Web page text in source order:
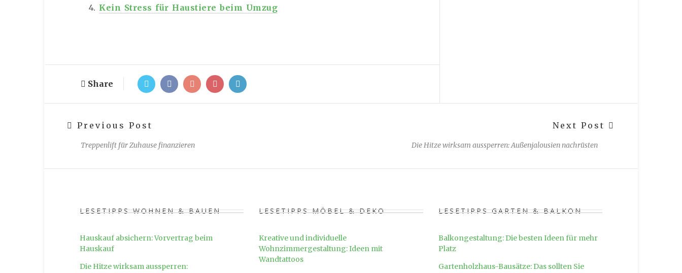
Kein Stress für Haustiere beim Umzug
Share
Previous Post
Treppenlift für Zuhause finanzieren
Next Post
Die Hitze wirksam aussperren: Außenjalousien nachrüsten
LESETIPPS WOHNEN & BAUEN
Hauskauf absichern: Vorvertrag beim
Hauskauf
Die Hitze wirksam aussperren:
LESETIPPS MÖBEL & DEKO
Kreative und individuelle
Wohnzimmergestaltung: Ideen mit
Wandtattoos
LESETIPPS GARTEN & BALKON
Balkongestaltung: Die besten Ideen für mehr
Platz
Gartenholzhaus-Bausätze: Das sollten Sie